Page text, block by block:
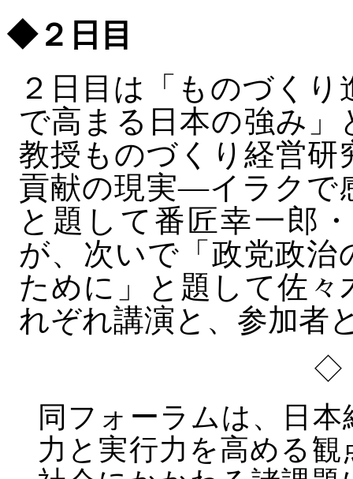
◆２日目
２日目は「ものづく
で高まる日本の強み
教授ものづくり経営研
貢献の現実―イラクで
と題して番匠幸一郎
が、次いで「政党政
ために」と題して佐
れぞれ講演と、参加者
同フォーラムは、日
力と実行力を高める